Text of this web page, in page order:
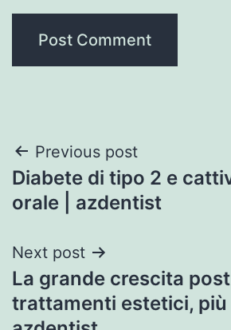
Post
navigation
Previous post
Diabete di tipo 2 e
orale | azdentist
Next post
La grande crescita
trattamenti estetici, più